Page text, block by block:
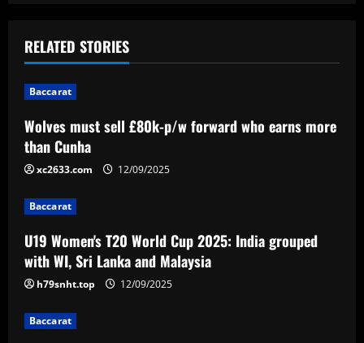
v
i
g
a
t
i
o
n
RELATED STORIES
Baccarat
Wolves must sell £80k-p/w forward who earns more
than Cunha
xc2633.com 12/09/2025
Baccarat
U19 Women's T20 World Cup 2025: India grouped
with WI, Sri Lanka and Malaysia
h79snht.top 12/09/2025
Baccarat